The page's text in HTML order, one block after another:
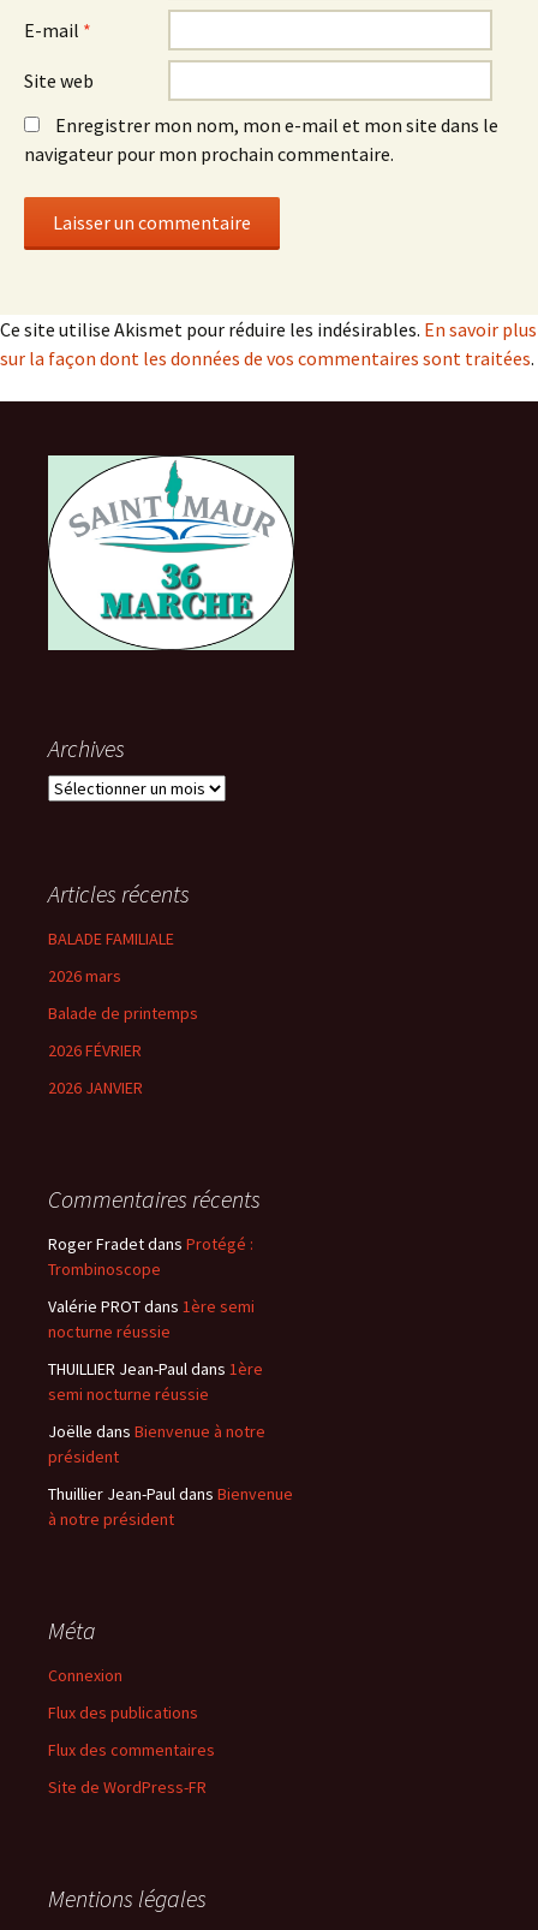
E-mail *
Site web
Enregistrer mon nom, mon e-mail et mon site dans le
navigateur pour mon prochain commentaire.
Ce site utilise Akismet pour réduire les indésirables. En savoir plus
sur la façon dont les données de vos commentaires sont traitées.
Archives
Archives
Articles récents
BALADE FAMILIALE
2026 mars
Balade de printemps
2026 FÉVRIER
2026 JANVIER
Commentaires récents
Roger Fradetdans Protégé :
Trombinoscope
Valérie PROTdans 1ère semi
nocturne réussie
THUILLIER Jean-Pauldans 1ère
semi nocturne réussie
Joëlle dans Bienvenue à notre
président
Thuillier Jean-Pauldans Bienvenue
à notre président
Méta
Connexion
Flux des publications
Flux des commentaires
Site de WordPress-FR
Mentions légales